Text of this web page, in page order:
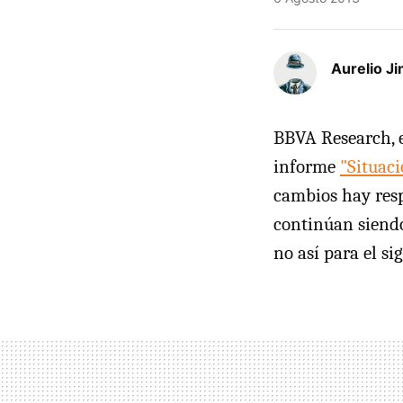
Aurelio
BBVA
informe
cambios hay
continúan
no así para el